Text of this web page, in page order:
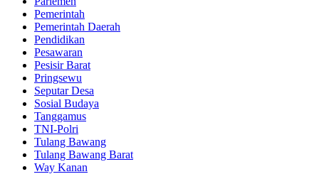
Pemerintah
Pemerintah Daerah
Pendidikan
Pesawaran
Pesisir Barat
Pringsewu
Seputar Desa
Sosial Budaya
Tanggamus
TNI-Polri
Tulang Bawang
Tulang Bawang Barat
Way Kanan